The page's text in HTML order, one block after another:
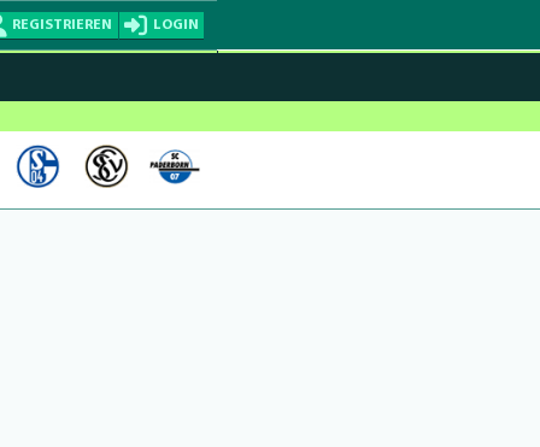
REGISTRIEREN LOGIN